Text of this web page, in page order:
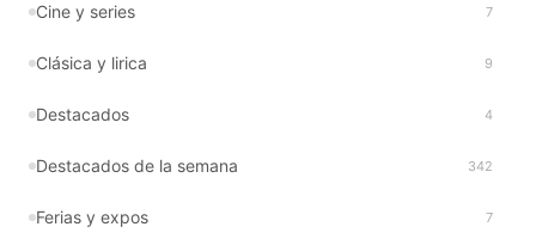
Cine y series 7
Clásica y lirica 9
Destacados 4
Destacados de la semana 342
Ferias y expos 7